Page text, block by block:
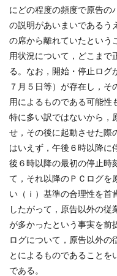
にどの程度の頻度で原告の
の説明があいまいであるう
の席から離れていたという
用状況について，どこまで
る。なお，開始・停止ログ
７月５日等）が存在し，
用によるものである可能性
特に多い訳ではないから，
せ，その後に起動させた際
はいえず，午後６時以降に
後６時以降の最初の停止時
て，それ以降のＰＣログを
い（ｉ）基準の合理性を首
したがって，原告以外の従
が多かったという事実を前
ログについて，原告以外の
とによるものであることを
である。